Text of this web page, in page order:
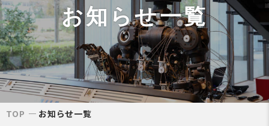
お知らせ一覧
TOP お知らせ一覧